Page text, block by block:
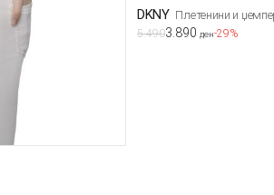
DKNY Плетенини и
5.4903.890 ден-29%